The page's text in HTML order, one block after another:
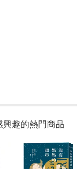
趣的熱門商品